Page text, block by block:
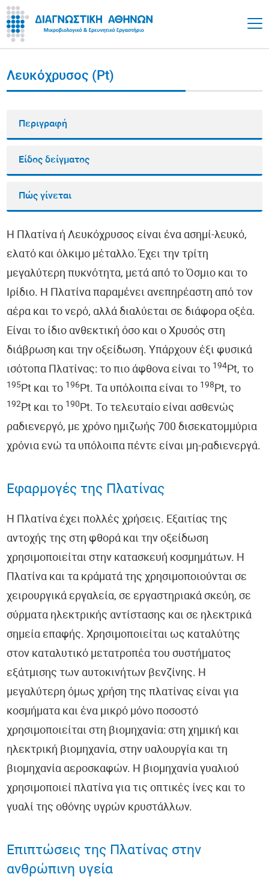
Λευκόχρυσος (Pt)
Περιγραφή
Είδος δείγματος
Πώς γίνεται
Η Πλατίνα ή Λευκόχρυσος είναι ένα ασημί-λευκό,
ελατό και όλκιμο μέταλλο. Έχει την τρίτη
μεγαλύτερη πυκνότητα, μετά από το Όσμιο και το
Ιρίδιο. Η Πλατίνα παραμένει ανεπηρέαστη από τον
αέρα και το νερό, αλλά διαλύεται σε διάφορα οξέα.
Είναι το ίδιο ανθεκτική όσο και ο Χρυσός στη
διάβρωση και την οξείδωση. Υπάρχουν έξι φυσικά
ισότοπα Πλατίνας: το πιο άφθονα είναι το 194Pt, το
195Pt και το 196Pt. Τα υπόλοιπα είναι το 198Pt, το
192Pt και το 190Pt. Το τελευταίο είναι ασθενώς
ραδιενεργό, με χρόνο ημιζωής 700 δισεκατομμύρια
χρόνια ενώ τα υπόλοιπα πέντε είναι μη-ραδιενεργά.
Εφαρμογές της Πλατίνας
Η Πλατίνα έχει πολλές χρήσεις. Εξαιτίας της
αντοχής της στη φθορά και την οξείδωση
χρησιμοποιείται στην κατασκευή κοσμημάτων. Η
Πλατίνα και τα κράματά της χρησιμοποιούνται σε
χειρουργικά εργαλεία, σε εργαστηριακά σκεύη, σε
σύρματα ηλεκτρικής αντίστασης και σε ηλεκτρικά
σημεία επαφής. Χρησιμοποιείται ως καταλύτης
στον καταλυτικό μετατροπέα του συστήματος
εξάτμισης των αυτοκινήτων βενζίνης. Η
μεγαλύτερη όμως χρήση της πλατίνας είναι για
κοσμήματα και ένα μικρό μόνο ποσοστό
χρησιμοποιείται στη βιομηχανία: στη χημική και
ηλεκτρική βιομηχανία, στην υαλουργία και τη
βιομηχανία αεροσκαφών. Η βιομηχανία γυαλιού
χρησιμοποιεί πλατίνα για τις οπτικές ίνες και το
γυαλί της οθόνης υγρών κρυστάλλων.
Επιπτώσεις της Πλατίνας στην
ανθρώπινη υγεία